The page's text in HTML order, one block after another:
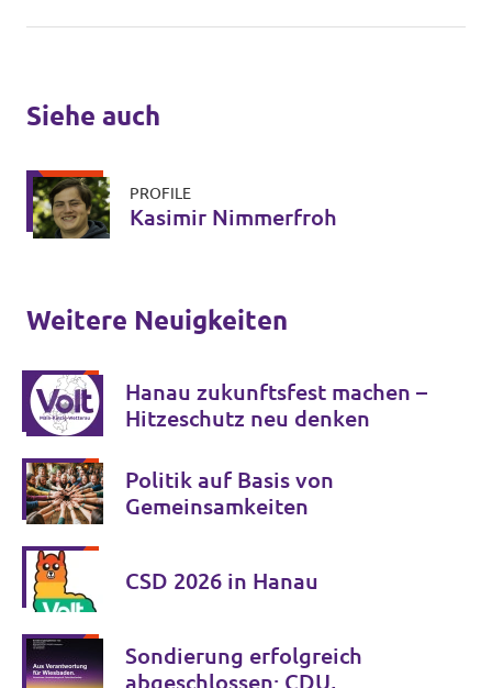
Siehe auch
PROFILE
Kasimir Nimmerfroh
Weitere Neuigkeiten
Hanau zukunftsfest machen –
Hitzeschutz neu denken
Politik auf Basis von
Gemeinsamkeiten
CSD 2026 in Hanau
Sondierung erfolgreich
abgeschlossen: CDU,